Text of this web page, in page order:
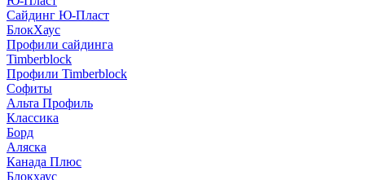
Сайдинг Ю-Пласт
БлокХаус
Профили сайдинга
Timberblock
Профили Timberblock
Софиты
Альта Профиль
Классика
Борд
Аляска
Канада Плюс
Блокхаус